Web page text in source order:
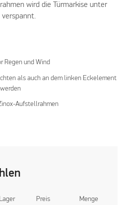
wird die Türmarkise unter
Regen und Wind
als auch an dem linken Eckelement
Aufstellrahmen
Lager Preis Menge